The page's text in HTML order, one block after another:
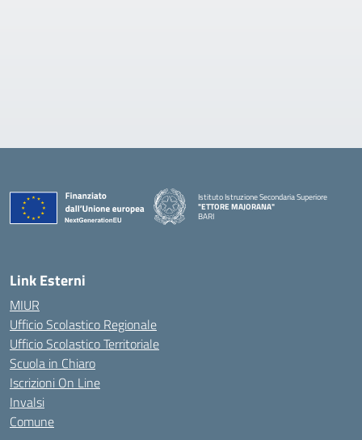
Istituto Istruzione Secondaria Superiore
"ETTORE MAJORANA"
BARI
Link Esterni
MIUR
Ufficio Scolastico Regionale
Ufficio Scolastico Territoriale
Scuola in Chiaro
Iscrizioni On Line
Invalsi
Comune